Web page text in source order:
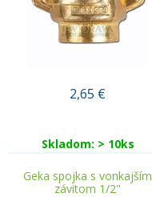
2,65 €
Skladom: > 10ks
Geka spojka s vonkajším
závitom 1/2"